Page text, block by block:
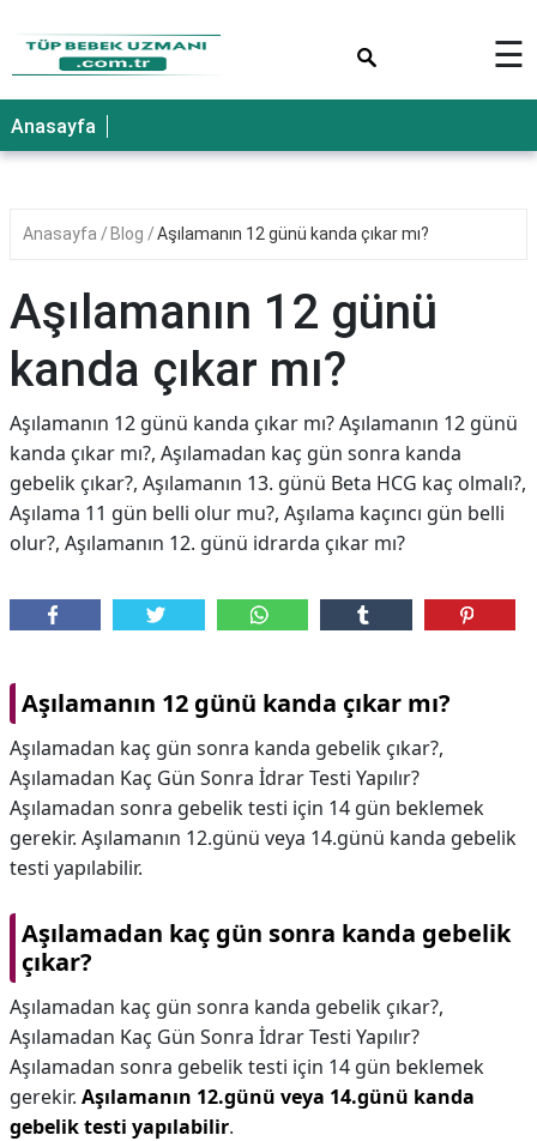
☰
Anasayfa
Anasayfa Blog Aşılamanın 12 günü kanda çıkar mı?
Aşılamanın 12 günü
kanda çıkar mı?
Aşılamanın 12 günü kanda çıkar mı? Aşılamanın 12 günü
kanda çıkar mı?, Aşılamadan kaç gün sonra kanda
gebelik çıkar?, Aşılamanın 13. günü Beta HCG kaç olmalı?,
Aşılama 11 gün belli olur mu?, Aşılama kaçıncı gün belli
olur?, Aşılamanın 12. günü idrarda çıkar mı?
Aşılamanın 12 günü kanda çıkar mı?
Aşılamadan kaç gün sonra kanda gebelik çıkar?,
Aşılamadan Kaç Gün Sonra İdrar Testi Yapılır?
Aşılamadan sonra gebelik testi için 14 gün beklemek
gerekir. Aşılamanın 12.günü veya 14.günü kanda gebelik
testi yapılabilir.
Aşılamadan kaç gün sonra kanda gebelik
çıkar?
Aşılamadan kaç gün sonra kanda gebelik çıkar?,
Aşılamadan Kaç Gün Sonra İdrar Testi Yapılır?
Aşılamadan sonra gebelik testi için 14 gün beklemek
gerekir. Aşılamanın 12.günü veya 14.günü kanda
gebelik testi yapılabilir.